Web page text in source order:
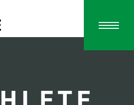
アスリート株式会社はフィットネスを
ATHLETE